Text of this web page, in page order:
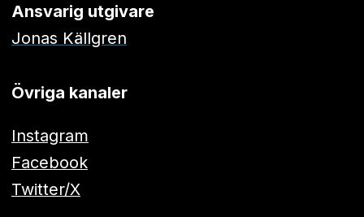
Ansvarig utgivare
Jonas Källgren
Övriga kanaler
Instagram
Facebook
Twitter/X